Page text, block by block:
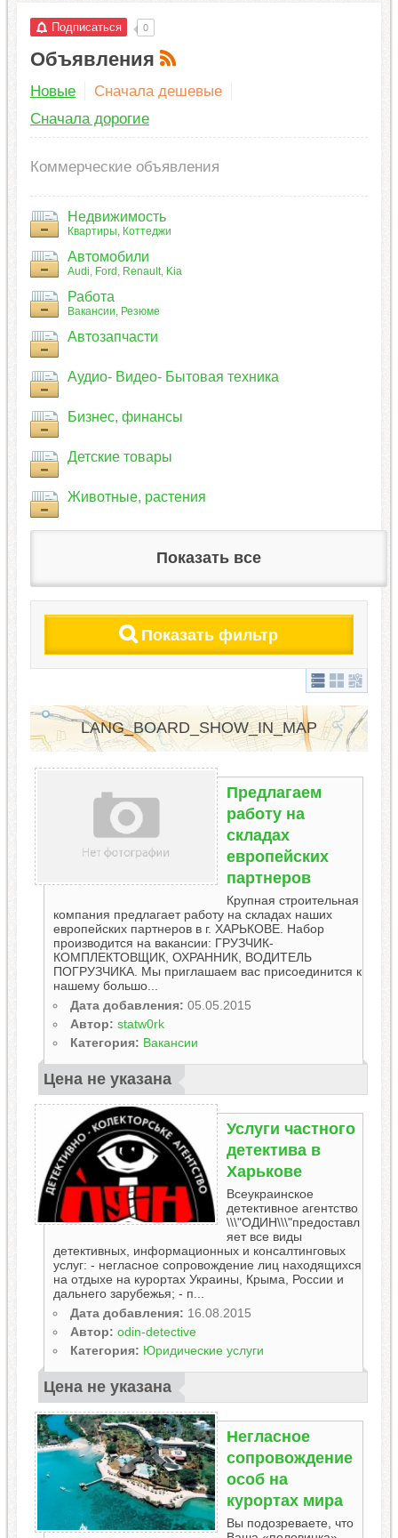
Подписаться 0
Объявления
Новые
Сначала дешевые
Сначала дорогие
Коммерческие объявления
Недвижимость
Квартиры Коттеджи
Автомобили
Audi Ford Renault Kia
Работа
Вакансии Резюме
Автозапчасти
Аудио- Видео- Бытовая техника
Бизнес, финансы
Детские товары
Животные, растения
Показать все
Показать фильтр
LANG_BOARD_SHOW_IN_MAP
Предлагаем
работу на
складах
европейских
партнеров
Крупная строительная
компания предлагает работу на складах наших
европейских партнеров в г. ХАРЬКОВЕ. Набор
производится на вакансии: ГРУЗЧИК-
КОМПЛЕКТОВЩИК, ОХРАННИК, ВОДИТЕЛЬ
ПОГРУЗЧИКА. Мы приглашаем вас присоединится к
нашему большо...
Дата добавления: 05.05.2015
Автор: statw0rk
Категория: Вакансии
Цена не указана
Услуги частного
детектива в
Харькове
Всеукраинское
детективное агентство
\\\"ОДИН\\\"предоставл
яет все виды
детективных, информационных и консалтинговых
услуг: - негласное сопровождение лиц находящихся
на отдыхе на курортах Украины, Крыма, России и
дальнего зарубежья; - п...
Дата добавления: 16.08.2015
Автор: odin-detective
Категория: Юридические услуги
Цена не указана
Негласное
сопровождение
особ на
курортах мира
Вы подозреваете, что